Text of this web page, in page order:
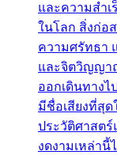
และความสำ
ในโลก สิ่งก่อ
ความศรัทธา
และจิตวิญญา
ออกเดินทาง
มีชื่อเสียงที่สุ
ประวัติศาสต
งดงามเหล่านี้